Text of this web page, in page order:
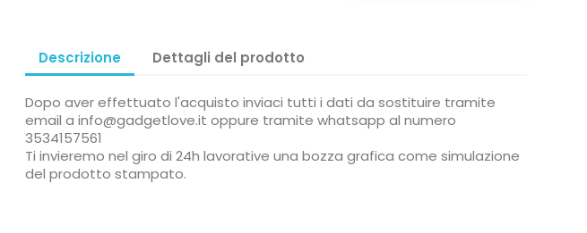
Descrizione Dettagli del prodotto
Dopo aver effettuato l'acquisto inviaci tutti i dati da sostituire tramite
email a info@gadgetlove.it oppure tramite whatsapp al numero
3534157561
Ti invieremo nel giro di 24h lavorative una bozza grafica come simulazione
del prodotto stampato.